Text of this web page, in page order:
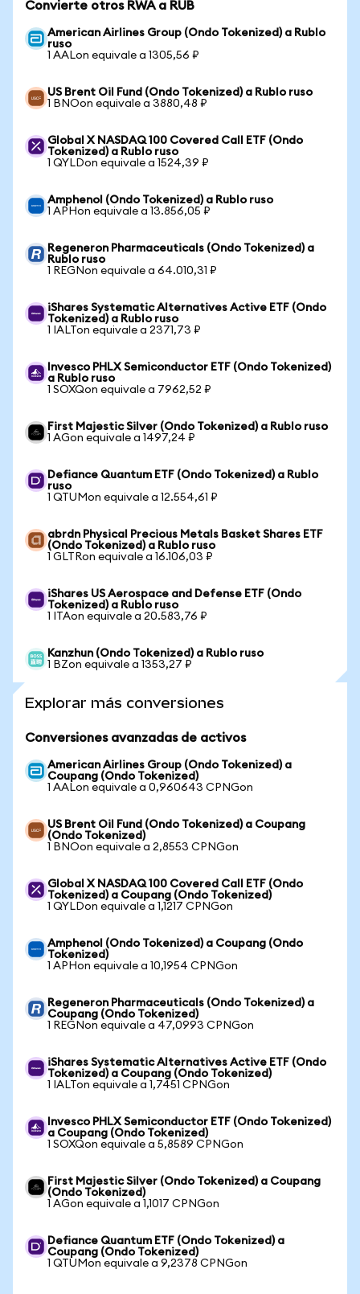
Convierte otros RWA a RUB
American Airlines Group (Ondo Tokenized) a Rublo
ruso
1 AALon equivale a 1305,56 ₽
US Brent Oil Fund (Ondo Tokenized) a Rublo ruso
1 BNOon equivale a 3880,48 ₽
Global X NASDAQ 100 Covered Call ETF (Ondo
Tokenized) a Rublo ruso
1 QYLDon equivale a 1524,39 ₽
Amphenol (Ondo Tokenized) a Rublo ruso
1 APHon equivale a 13.856,05 ₽
Regeneron Pharmaceuticals (Ondo Tokenized) a
Rublo ruso
1 REGNon equivale a 64.010,31 ₽
iShares Systematic Alternatives Active ETF (Ondo
Tokenized) a Rublo ruso
1 IALTon equivale a 2371,73 ₽
Invesco PHLX Semiconductor ETF (Ondo Tokenized)
a Rublo ruso
1 SOXQon equivale a 7962,52 ₽
First Majestic Silver (Ondo Tokenized) a Rublo ruso
1 AGon equivale a 1497,24 ₽
Defiance Quantum ETF (Ondo Tokenized) a Rublo
ruso
1 QTUMon equivale a 12.554,61 ₽
abrdn Physical Precious Metals Basket Shares ETF
(Ondo Tokenized) a Rublo ruso
1 GLTRon equivale a 16.106,03 ₽
iShares US Aerospace and Defense ETF (Ondo
Tokenized) a Rublo ruso
1 ITAon equivale a 20.583,76 ₽
Kanzhun (Ondo Tokenized) a Rublo ruso
1 BZon equivale a 1353,27 ₽
Explorar más conversiones
Conversiones avanzadas de activos
American Airlines Group (Ondo Tokenized) a
Coupang (Ondo Tokenized)
1 AALon equivale a 0,960643 CPNGon
US Brent Oil Fund (Ondo Tokenized) a Coupang
(Ondo Tokenized)
1 BNOon equivale a 2,8553 CPNGon
Global X NASDAQ 100 Covered Call ETF (Ondo
Tokenized) a Coupang (Ondo Tokenized)
1 QYLDon equivale a 1,1217 CPNGon
Amphenol (Ondo Tokenized) a Coupang (Ondo
Tokenized)
1 APHon equivale a 10,1954 CPNGon
Regeneron Pharmaceuticals (Ondo Tokenized) a
Coupang (Ondo Tokenized)
1 REGNon equivale a 47,0993 CPNGon
iShares Systematic Alternatives Active ETF (Ondo
Tokenized) a Coupang (Ondo Tokenized)
1 IALTon equivale a 1,7451 CPNGon
Invesco PHLX Semiconductor ETF (Ondo Tokenized)
a Coupang (Ondo Tokenized)
1 SOXQon equivale a 5,8589 CPNGon
First Majestic Silver (Ondo Tokenized) a Coupang
(Ondo Tokenized)
1 AGon equivale a 1,1017 CPNGon
Defiance Quantum ETF (Ondo Tokenized) a
Coupang (Ondo Tokenized)
1 QTUMon equivale a 9,2378 CPNGon